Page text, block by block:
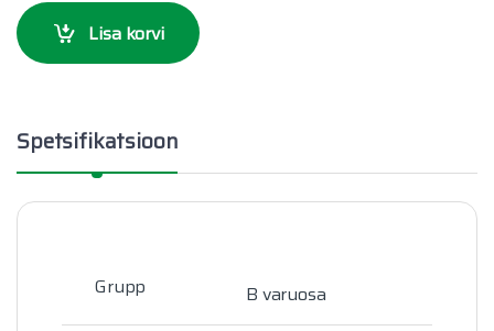
Lisa korvi
Spetsifikatsioon
Grupp B varuosa